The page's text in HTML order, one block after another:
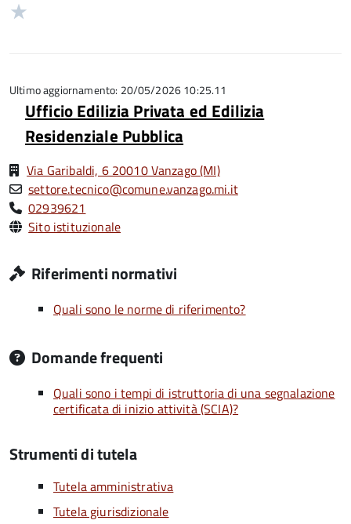
5
Ultimo aggiornamento: 20/05/2026 10:25.11
Ufficio Edilizia Privata ed Edilizia
Residenziale Pubblica
Via Garibaldi, 6 20010 Vanzago (MI)
settore.tecnico@comune.vanzago.mi.it
02939621
Sito istituzionale
Riferimenti normativi
Quali sono le norme di riferimento?
Domande frequenti
Quali sono i tempi di istruttoria di una segnalazione
certificata di inizio attività (SCIA)?
Strumenti di tutela
Tutela amministrativa
Tutela giurisdizionale